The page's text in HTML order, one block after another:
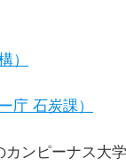
）
庁 石炭課）
ンピーナス大